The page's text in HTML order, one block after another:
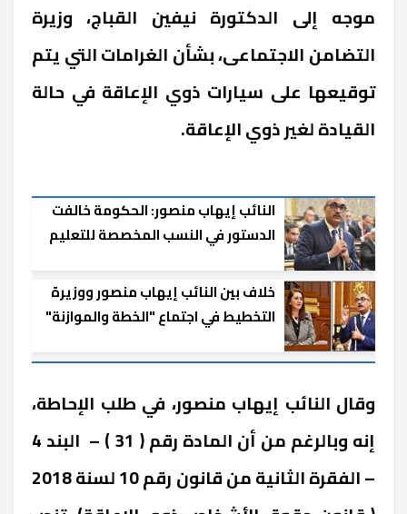
موجه إلى الدكتورة نيفين القباج، وزيرة
التضامن الاجتماعى، بشأن الغرامات التي يتم
توقيعها على سيارات ذوي الإعاقة في حالة
القيادة لغير ذوي الإعاقة.
النائب إيهاب منصور: الحكومة خالفت
الدستور في النسب المخصصة للتعليم
خلاف بين النائب إيهاب منصور ووزيرة
التخطيط في اجتماع "الخطة والموازنة"
وقال النائب إيهاب منصور، في طلب الإحاطة،
إنه وبالرغم من أن المادة رقم ( 31 ) – البند 4
– الفقرة الثانية من قانون رقم 10 لسنة 2018